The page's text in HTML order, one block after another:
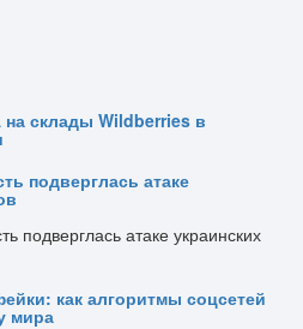
склады Wildberries в
подверглась атаке
как алгоритмы соцсетей
мира